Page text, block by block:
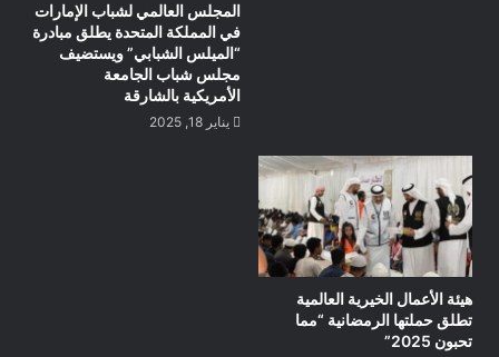
المجلس العالمي لشباب الإمارات
في المملكة المتحدة يطلق مبادرة
“الميلس الشبابي” ويستضيف
مجلس شباب الجامعة
الأمريكية بالشارقة
يناير 18, 2025
هيئة الأعمال الخيرية العالمية
تطلق حملتها الرمضانية “مما
تحبون 2025”